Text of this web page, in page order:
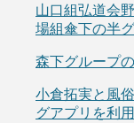
山口組弘道会
場組傘下の半
森下グループ
小倉拓実と風
グアプリを利